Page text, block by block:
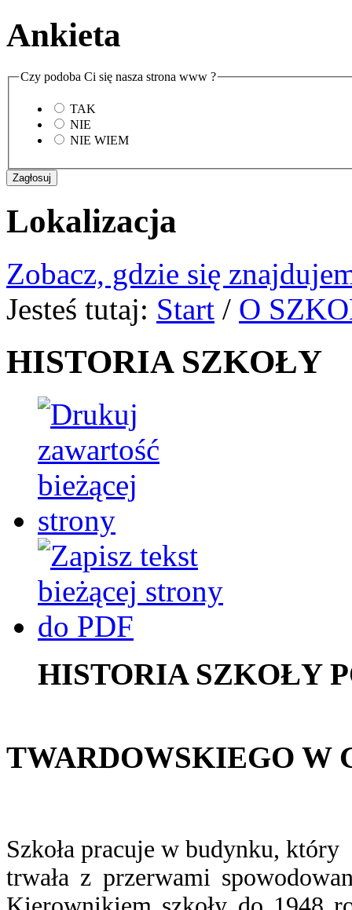
Ankieta
Czy podoba Ci się nasza strona www ?
TAK
NIE
NIE WIEM
Lokalizacja
Zobacz, gdzie się
Jesteś tutaj: Start / O
HISTORIA SZKOŁY
HISTORIA SZKOŁY
TWARDOWSKIEGO
Szkoła pracuje w budynku,
trwała z przerwami